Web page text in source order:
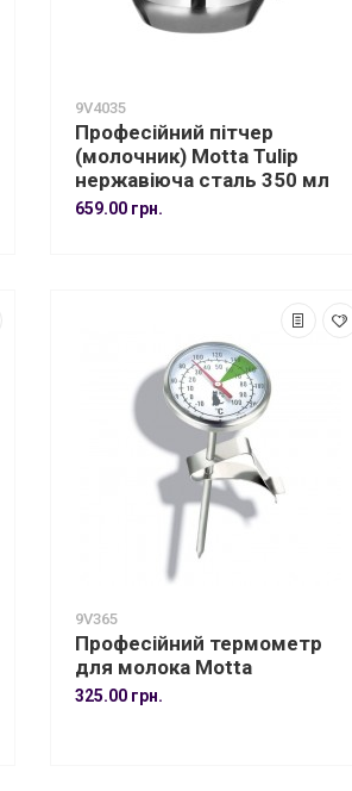
9V4035
Професійний пітчер
(молочник) Motta Tulip
нержавіюча сталь 350 мл
659.00 грн.
9V365
Професійний термометр
для молока Motta
325.00 грн.